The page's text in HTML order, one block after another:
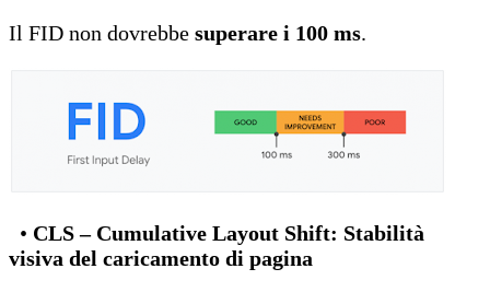
Il FID non dovrebbe superare i 100 ms.
• CLS – Cumulative Layout Shift: Stabilità
visiva del caricamento di pagina